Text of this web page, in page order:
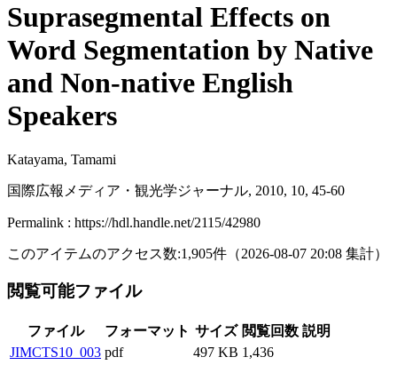
Suprasegmental Effects on
Word Segmentation by Native
and Non-native English
Speakers
Katayama, Tamami
国際広報メディア・観光学ジャーナル, 2010, 10, 45-60
Permalink : https://hdl.handle.net/2115/42980
このアイテムのアクセス数:1,905件 （2026-08-07 20:08 集計）
閲覧可能ファイル
ファイル フォーマット サイズ 閲覧回数 説明
JIMCTS10_003 pdf 497 KB 1,436